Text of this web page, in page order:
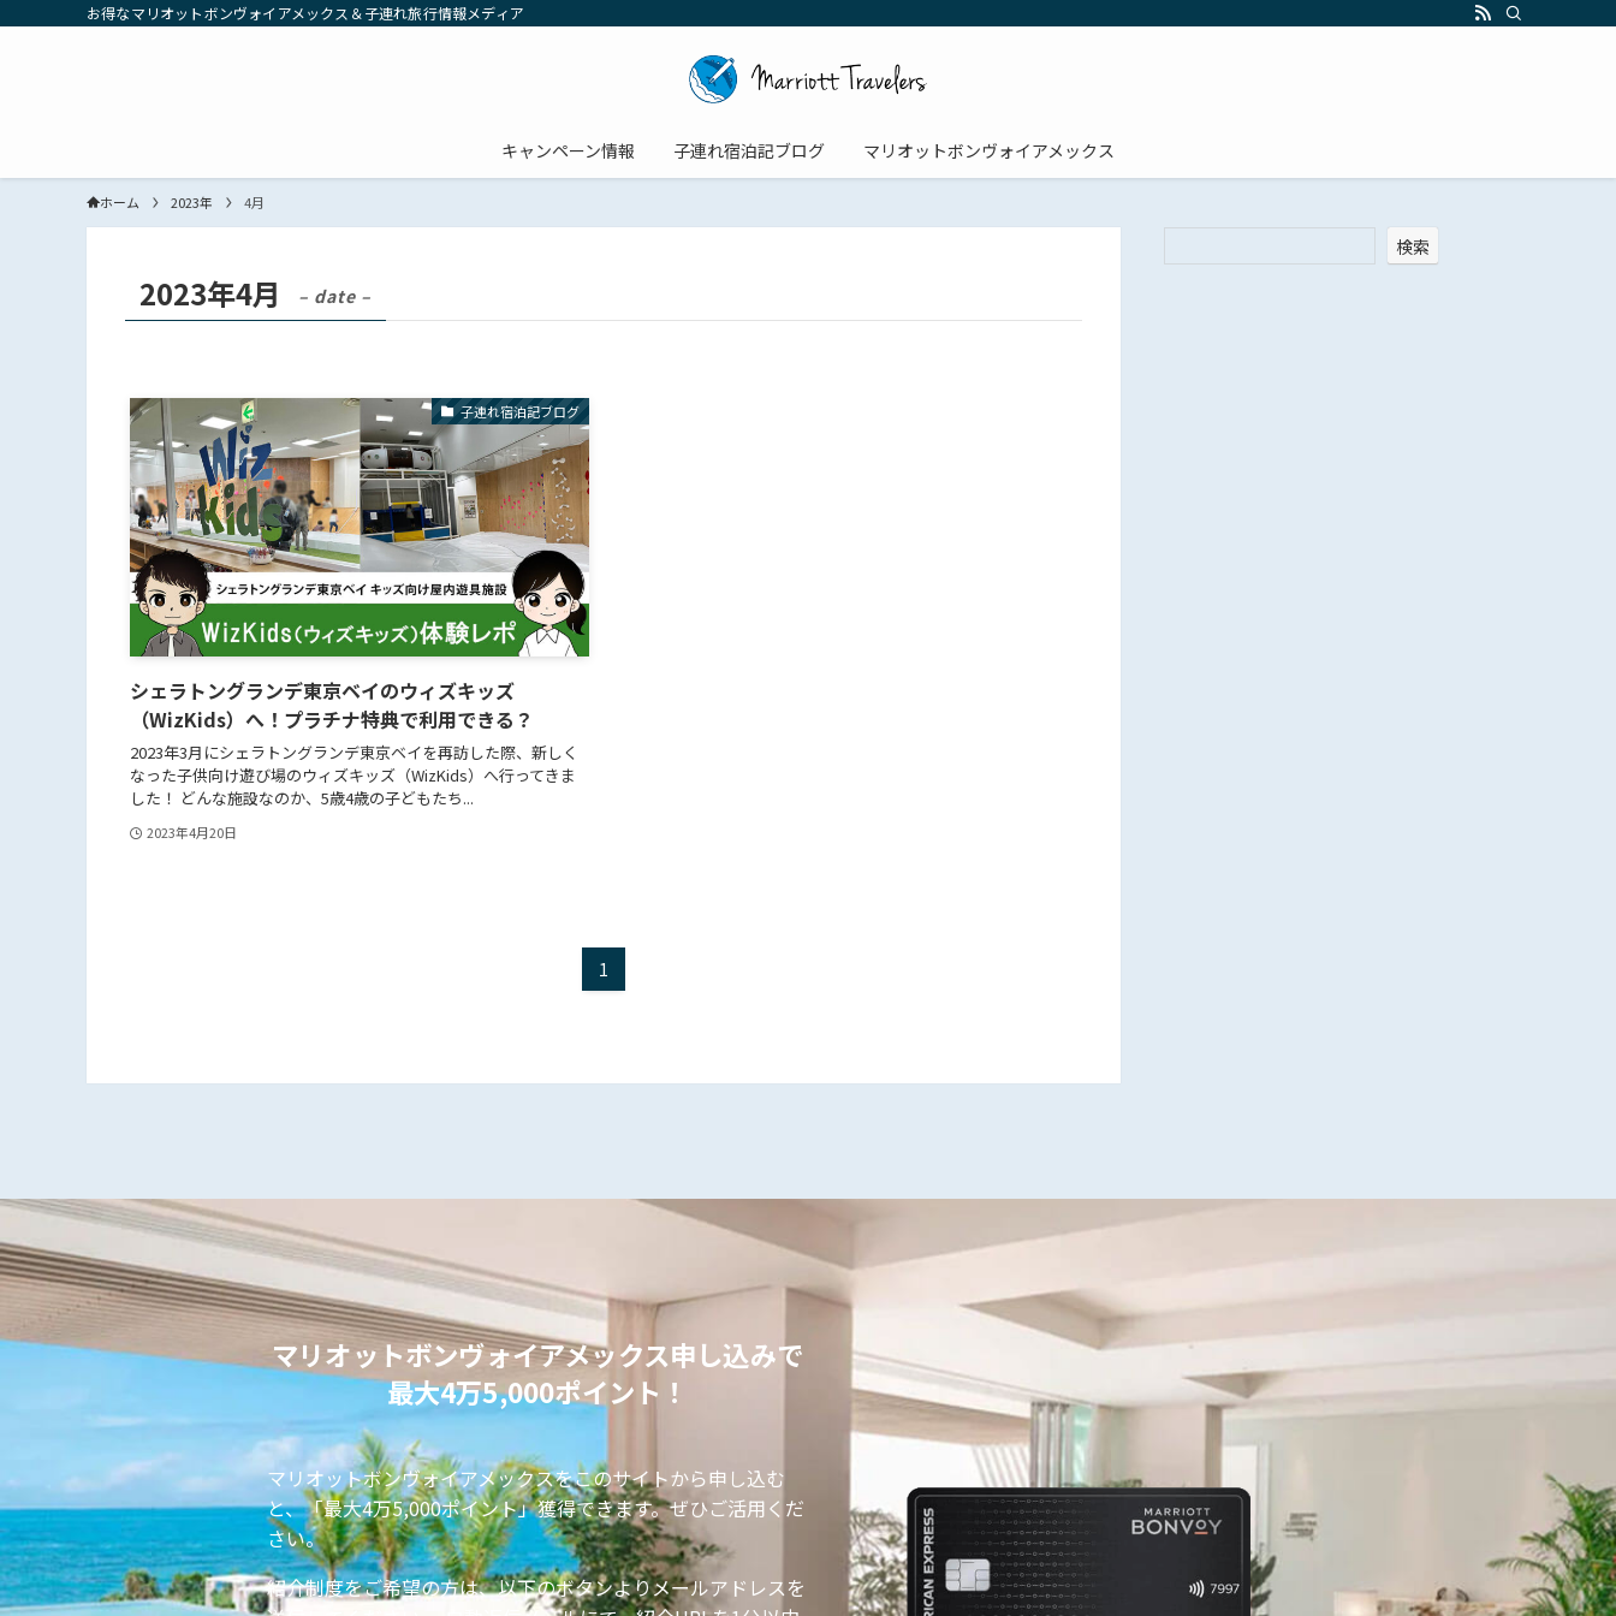
お得なマリオットボンヴォイアメックス＆子連れ旅行情報メディア
キャンペーン情報 子連れ宿泊記ブログ マリオットボンヴォイアメックス
ホーム 2023年 4月
2023年4月 – date –
子連れ宿泊記ブログ
シェラトングランデ東京ベイのウィズキッズ
（WizKids）へ！プラチナ特典で利用できる？
2023年3月にシェラトングランデ東京ベイを再訪した際、新しく
なった子供向け遊び場のウィズキッズ（WizKids）へ行ってきま
した！ どんな施設なのか、5歳4歳の子どもたち...
2023年4月20日
1
検索
マリオットボンヴォイアメックス申し込みで
最大4万5,000ポイント！
マリオットボンヴォイアメックスをこのサイトから申し込む
と、「最大4万5,000ポイント」獲得できます。ぜひご活用くだ
さい。
紹介制度をご希望の方は、以下のボタンよりメールアドレスを